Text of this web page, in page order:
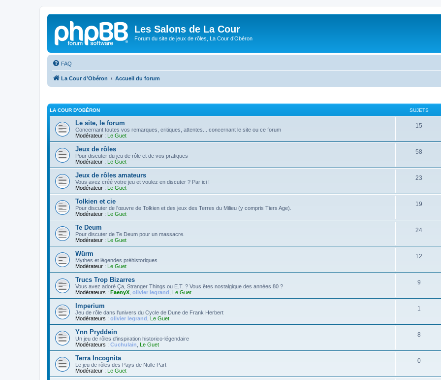
Les Salons de La Cour
Forum du site de jeux de rôles, La Cour d’Obéron
FAQ
La Cour d’Obéron Accueil du forum
LA COUR D’OBÉRON SUJETS
Le site, le forum
Concernant toutes vos remarques, critiques, attentes... concernant le site ou ce forum
Modérateur : Le Guet
15
Jeux de rôles
Pour discuter du jeu de rôle et de vos pratiques
Modérateur : Le Guet
58
Jeux de rôles amateurs
Vous avez créé votre jeu et voulez en discuter ? Par ici !
Modérateur : Le Guet
23
Tolkien et cie
Pour discuter de l'œuvre de Tolkien et des jeux des Terres du Milieu (y compris Tiers Age).
Modérateur : Le Guet
19
Te Deum
Pour discuter de Te Deum pour un massacre.
Modérateur : Le Guet
24
Würm
Mythes et légendes préhistoriques
Modérateur : Le Guet
12
Trucs Trop Bizarres
Vous avez adoré Ça, Stranger Things ou E.T. ? Vous êtes nostalgique des années 80 ?
Modérateurs : FaenyX olivier legrand Le Guet
9
Imperium
Jeu de rôle dans l'univers du Cycle de Dune de Frank Herbert
Modérateurs : olivier legrand Le Guet
1
Ynn Pryddein
Un jeu de rôles d'inspiration historico-légendaire
Modérateurs : Cuchulain Le Guet
8
Terra Incognita
Le jeu de rôles des Pays de Nulle Part
Modérateur : Le Guet
0